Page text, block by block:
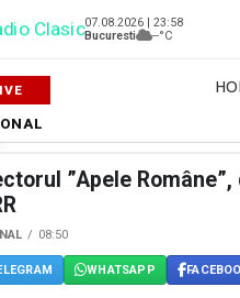
07.08.2026 | 23:58
Bucuresti
--°C
”Apele
08:50
WHATSAPP